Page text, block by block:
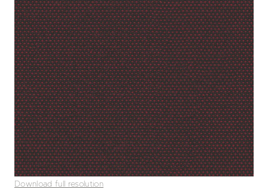
Download full resolution